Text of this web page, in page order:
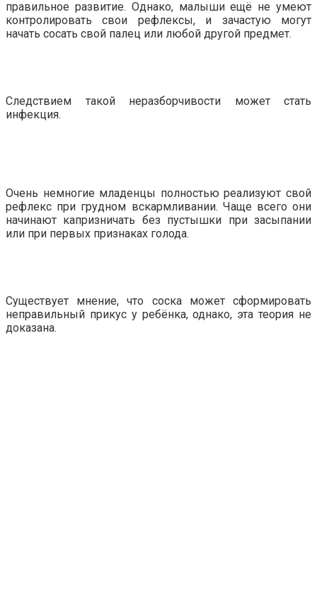
правильное развитие. Однако, малыши ещё не умеют
контролировать свои рефлексы, и зачастую могут
начать сосать свой палец или любой другой предмет.
Следствием такой неразборчивости может стать
инфекция.
Очень немногие младенцы полностью реализуют свой
рефлекс при грудном вскармливании. Чаще всего они
начинают капризничать без пустышки при засыпании
или при первых признаках голода.
Существует мнение, что соска может сформировать
неправильный прикус у ребёнка, однако, эта теория не
доказана.